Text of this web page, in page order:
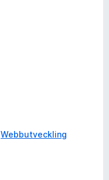
Webbutveckling